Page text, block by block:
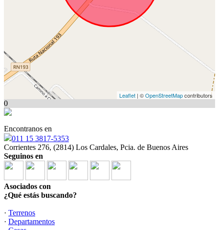
Leaflet | ©OpenStreetMapcontributors
0
Encontranos en
011 15 3817-5353
Corrientes 276, (2814) Los Cardales, Pcia. de Buenos Aires
Seguinos en
Asociados con
¿Qué estás buscando?
· Terrenos
· Departamentos